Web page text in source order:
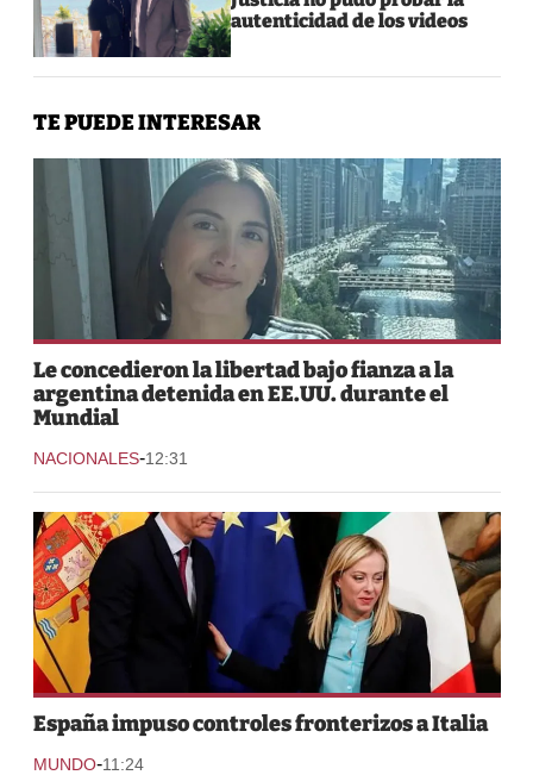
autenticidad de los videos
TE PUEDE INTERESAR
Le concedieron la libertad bajo fianza a la
argentina detenida en EE.UU. durante el
Mundial
NACIONALES-12:31
España impuso controles fronterizos a Italia
MUNDO-11:24